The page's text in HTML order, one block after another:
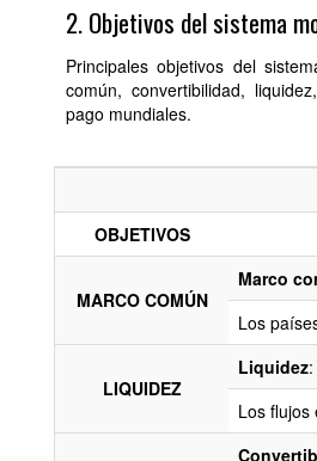
2. Objetivos del sistema
Principales objetivos del
común, convertibilidad,
pago mundiales.
OBJETIVOS
MARCO COMÚN
Marco
Los
LIQUIDEZ
Liquidez
Los flujos